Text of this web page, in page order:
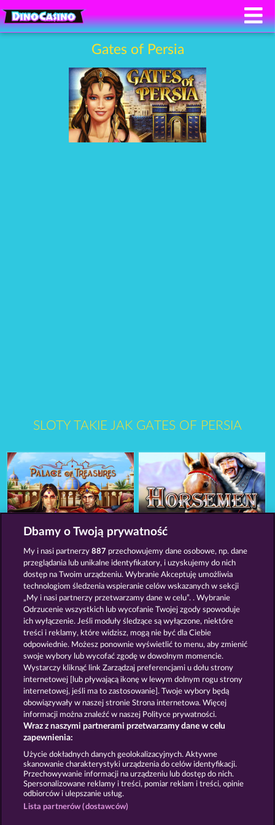
Gates of Persia
SLOTY TAKIE JAK GATES OF PERSIA
Palace of Treasures Horsemen
40 Thieves Magic Book 6
Zasady i warunki Polityka prywatności
Nota prawna Firma FAQ Facebook
Blog
Prześlij wniosek o wypłatę
Dbamy o Twoją prywatność
My i nasi partnerzy887 przechowujemy dane osobowe, np. dane
przeglądania lub unikalne identyfikatory, i uzyskujemy do nich
dostęp na Twoim urządzeniu. Wybranie Akceptuję umożliwia
technologiom śledzenia wspieranie celów wskazanych w sekcji
„My i nasi partnerzy przetwarzamy dane w celu”. . Wybranie
Odrzucenie wszystkich lub wycofanie Twojej zgody spowoduje
ich wyłączenie. Jeśli moduły śledzące są wyłączone, niektóre
treści i reklamy, które widzisz, mogą nie być dla Ciebie
odpowiednie. Możesz ponownie wyświetlić to menu, aby zmienić
swoje wybory lub wycofać zgodę w dowolnym momencie.
Wystarczy kliknąć link Zarządzaj preferencjami u dołu strony
internetowej [lub pływającą ikonę w lewym dolnym rogu strony
internetowej, jeśli ma to zastosowanie]. Twoje wybory będą
obowiązywały w naszej stronie Strona internetowa. Więcej
informacji można znaleźć w naszej Polityce prywatności.
Wraz z naszymi partnerami przetwarzamy dane w celu
zapewnienia:
Użycie dokładnych danych geolokalizacyjnych. Aktywne
skanowanie charakterystyki urządzenia do celów identyfikacji.
Przechowywanie informacji na urządzeniu lub dostęp do nich.
Spersonalizowane reklamy i treści, pomiar reklam i treści, opinie
odbiorców i ulepszanie usług.
Lista partnerów (dostawców)